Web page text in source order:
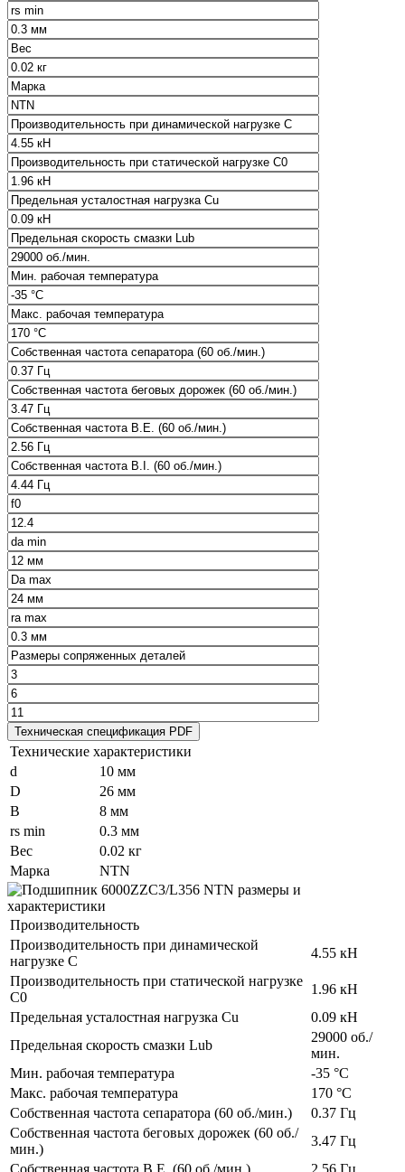
Технические характеристики
d
10 мм
D
26 мм
B
8 мм
rs min
0.3 мм
Вес
0.02 кг
Марка
NTN
Производительность
Производительность при динамической
нагрузке C
4.55 кН
Производительность при статической нагрузке
C0
1.96 кН
Предельная усталостная нагрузка Cu
0.09 кН
Предельная скорость смазки Lub
29000 об./
мин.
Мин. рабочая температура
-35 °C
Макс. рабочая температура
170 °C
Собственная частота сепаратора (60 об./мин.)
0.37 Гц
Собственная частота беговых дорожек (60 об./
мин.)
3.47 Гц
Собственная частота B.E. (60 об./мин.)
2.56 Гц